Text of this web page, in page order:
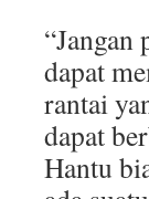
dapat
rantai
dapat
Hantu